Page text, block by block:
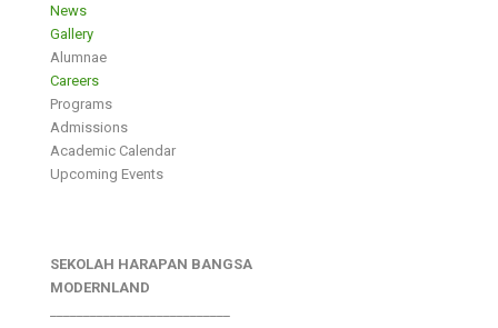
News
Gallery
Alumnae
Careers
Programs
Admissions
Academic Calendar
Upcoming Events
SEKOLAH HARAPAN BANGSA
MODERNLAND